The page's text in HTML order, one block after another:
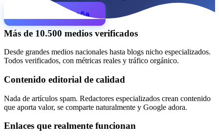
Blog
Idioma
Acceder
Empezar campaña
Más de 10.500 medios verificados
Desde grandes medios nacionales hasta blogs nicho especializados.
Todos verificados, con métricas reales y tráfico orgánico.
Contenido editorial de calidad
Nada de artículos spam. Redactores especializados crean contenido
que aporta valor, se comparte naturalmente y Google adora.
Enlaces que realmente funcionan